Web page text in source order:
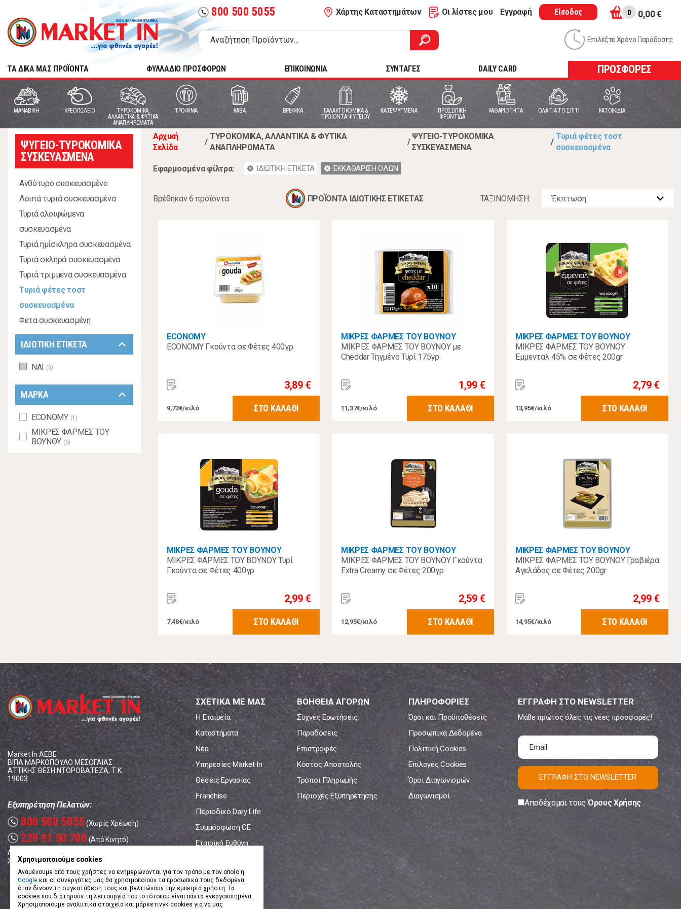
call 800 500 5055 Χάρτης Καταστημάτων Οι λίστες μου Εγγραφή Είσοδος 0 0,00 €
Επιλέξτε Χρόνο Παράδοσης
TA ΔΙΚΑ ΜΑΣ ΠΡΟΪΟΝΤΑ ΦΥΛΛΑΔΙΟ ΠΡΟΣΦΟΡΩΝ ΕΠΙΚΟΙΝΩΝΙΑ ΣΥΝΤΑΓΕΣ DAILY CARD ΠΡΟΣΦΟΡΕΣ
MANABIKH ΚΡΕΟΠΩΛΕΙΟ
ΤΥΡΟΚΟΜΙΚΑ,
ΑΛΛΑΝΤΙΚΑ & ΦΥΤΙΚΑ
ΑΝΑΠΛΗΡΩΜΑΤΑ
ΤΡΟΦΙΜΑ ΚΑΒΑ ΒΡΕΦΙΚΑ
ΓΑΛΑΚΤΟΚΟΜΙΚΑ &
ΠΡΟΙΟΝΤΑ ΨΥΓΕΙΟΥ
ΚΑΤΕΨΥΓΜΕΝΑ
ΠΡΟΣΩΠΙΚΗ
ΦΡΟΝΤΙΔΑ
ΚΑΘΑΡΙΟΤΗΤΑ ΟΛΑ ΓΙΑ ΤΟ ΣΠΙΤΙ ΚΑΤΟΙΚΙΔΙΑ
ΨΥΓΕΙΟ-ΤΥΡΟΚΟΜΙΚΑ
ΣΥΣΚΕΥΑΣΜΕΝΑ
Ανθότυρο συσκευασμένο
Λοιπά τυριά συσκευασμένα
Τυριά αλοιφώμενα
συσκευασμένα
Τυριά ημίσκληρα συσκευασμένα
Τυριά σκληρά συσκευασμένα
Τυριά τριμμένα συσκευασμένα
Τυριά φέτες τοστ
συσκευασμένα
Φέτα συσκευασμένη
ΙΔΙΩΤΙΚΗ ΕΤΙΚΕΤΑ keyboard_arrow_down
ΝΑΙ (6)
ΜΑΡΚΑ keyboard_arrow_down
ECONOMY (1)
ΜΙΚΡΕΣ ΦΑΡΜΕΣ ΤΟΥ
ΒΟΥΝΟΥ (5)
Αρχική
Σελίδα
/
ΤΥΡΟΚΟΜΙΚΑ, ΑΛΛΑΝΤΙΚΑ & ΦΥΤΙΚΑ
ΑΝΑΠΛΗΡΩΜΑΤΑ
/
ΨΥΓΕΙΟ-ΤΥΡΟΚΟΜΙΚΑ
ΣΥΣΚΕΥΑΣΜΕΝΑ
/
Τυριά φέτες τοστ
συσκευασμένα
Εφαρμοσμένα φίλτρα: cancel ΙΔΙΩΤΙΚΗ ΕΤΙΚΕΤΑ cancel ΕΚΚΑΘΑΡΙΣΗ ΟΛΩΝ
Βρέθηκαν 6 προϊόντα ΠΡΟΪΟΝΤΑ ΙΔΙΩΤΙΚΗΣ ΕΤΙΚΕΤΑΣ ΤΑΞΙΝOΜΗΣΗ:
ECONOMY
ECONOMY Γκούντα σε Φέτες 400γρ
3,89 €
9,73€/κιλό ΣΤΟ ΚΑΛΑΘΙ
ΜΙΚΡΕΣ ΦΑΡΜΕΣ ΤΟΥ ΒΟΥΝΟΥ
ΜΙΚΡΕΣ ΦΑΡΜΕΣ ΤΟΥ ΒΟΥΝΟΥ με
Cheddar Τηγμένο Τυρί 175γρ
1,99 €
11,37€/κιλό ΣΤΟ ΚΑΛΑΘΙ
ΜΙΚΡΕΣ ΦΑΡΜΕΣ ΤΟΥ ΒΟΥΝΟΥ
ΜΙΚΡΕΣ ΦΑΡΜΕΣ ΤΟΥ ΒΟΥΝΟΥ
Έμμενταλ 45% σε Φέτες 200gr
2,79 €
13,95€/κιλό ΣΤΟ ΚΑΛΑΘΙ
ΜΙΚΡΕΣ ΦΑΡΜΕΣ ΤΟΥ ΒΟΥΝΟΥ
ΜΙΚΡΕΣ ΦΑΡΜΕΣ ΤΟΥ ΒΟΥΝΟΥ Τυρί
Γκούντα σε Φέτες 400γρ
2,99 €
7,48€/κιλό ΣΤΟ ΚΑΛΑΘΙ
ΜΙΚΡΕΣ ΦΑΡΜΕΣ ΤΟΥ ΒΟΥΝΟΥ
ΜΙΚΡΕΣ ΦΑΡΜΕΣ ΤΟΥ ΒΟΥΝΟΥ Γκούντα
Extra Creamy σε Φέτες 200γρ
2,59 €
12,95€/κιλό ΣΤΟ ΚΑΛΑΘΙ
ΜΙΚΡΕΣ ΦΑΡΜΕΣ ΤΟΥ ΒΟΥΝΟΥ
ΜΙΚΡΕΣ ΦΑΡΜΕΣ ΤΟΥ ΒΟΥΝΟΥ Γραβιέρα
Αγελάδος σε Φέτες 200gr
2,99 €
14,95€/κιλό ΣΤΟ ΚΑΛΑΘΙ
Market In ΑΕΒΕ
ΒΙΠΑ ΜΑΡΚΟΠΟΥΛΟ ΜΕΣΟΓΑΙΑΣ
ΑΤΤΙΚΗΣ ΘΕΣΗ ΝΤΟΡΟΒΑΤΕΖΑ, Τ.Κ.
19003
Εξυπηρέτηση Πελατών:
call 800 500 5055 (Χωρίς Χρέωση)
call 229 91 50 700 (Από Κινητό)
Δευτέρα - Παρασκευή: 08:00 - 17:00
Σάββατο: 08:00 – 14:00
ΣΧΕΤΙΚΑ ΜΕ ΜΑΣ
Η Εταιρεία
Καταστήματα
Νέα
Υπηρεσίες Market In
Θέσεις Εργασίας
Franchise
Περιοδικό Daily Life
Συμμόρφωση CE
Εταιρική Ευθύνη
ΒΟΗΘΕΙΑ ΑΓΟΡΩΝ
Συχνές Ερωτήσεις
Παραδόσεις
Επιστροφές
Κόστος Αποστολής
Τρόποι Πληρωμής
Περιοχές Εξυπηρέτησης
ΠΛΗΡΟΦΟΡΙΕΣ
Όροι και Προϋποθέσεις
Προσωπικά Δεδομένα
Πολιτική Cookies
Επιλογές Cookies
Όροι Διαγωνισμών
Διαγωνισμοί
ΕΓΓΡΑΦΗ ΣΤΟ NEWSLETTER
Μάθε πρώτος όλες τις νέες προσφορές!
ΕΓΓΡΑΦΗ ΣΤΟ NEWSLETTER
Αποδέχομαι τουςΌρους Χρήσης
Χρησιμοποιούμε cookies
Αναμένουμε από τους χρήστες να ενημερώνονται για τον τρόπο με τον οποίο η
Google και οι συνεργάτες μας θα χρησιμοποιούν τα προσωπικά τους δεδομένα
όταν δίνουν τη συγκατάθεσή τους και βελτιώνουν την εμπειρία χρήστη. Τα
cookies που διατηρούν τη λειτουργία του ιστότοπου είναι πάντα ενεργοποιημένα.
Χρησιμοποιούμε αναλυτικά στοιχεία και μάρκετινγκ cookies για να μας